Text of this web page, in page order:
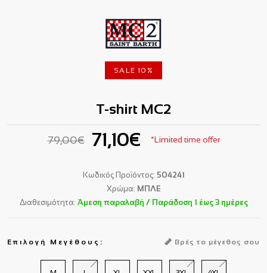
SALE 10%
T-shirt MC2
79,00€ 71,10€ *Limited time offer
Κωδικός Προϊόντος: 504241
Χρώμα: ΜΠΛΕ
Διαθεσιμότητα: Άμεση παραλαβή / Παράδoση 1 έως 3 ημέρες
Επιλογή Μεγέθους: Βρές το μέγεθος σου